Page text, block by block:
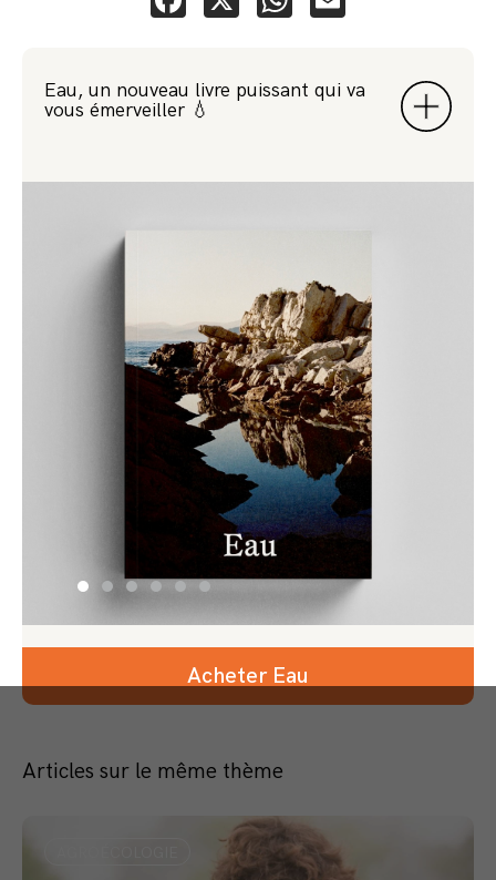
Eau, un nouveau livre puissant qui va
vous émerveiller 💧
Acheter Eau
Articles sur le même thème